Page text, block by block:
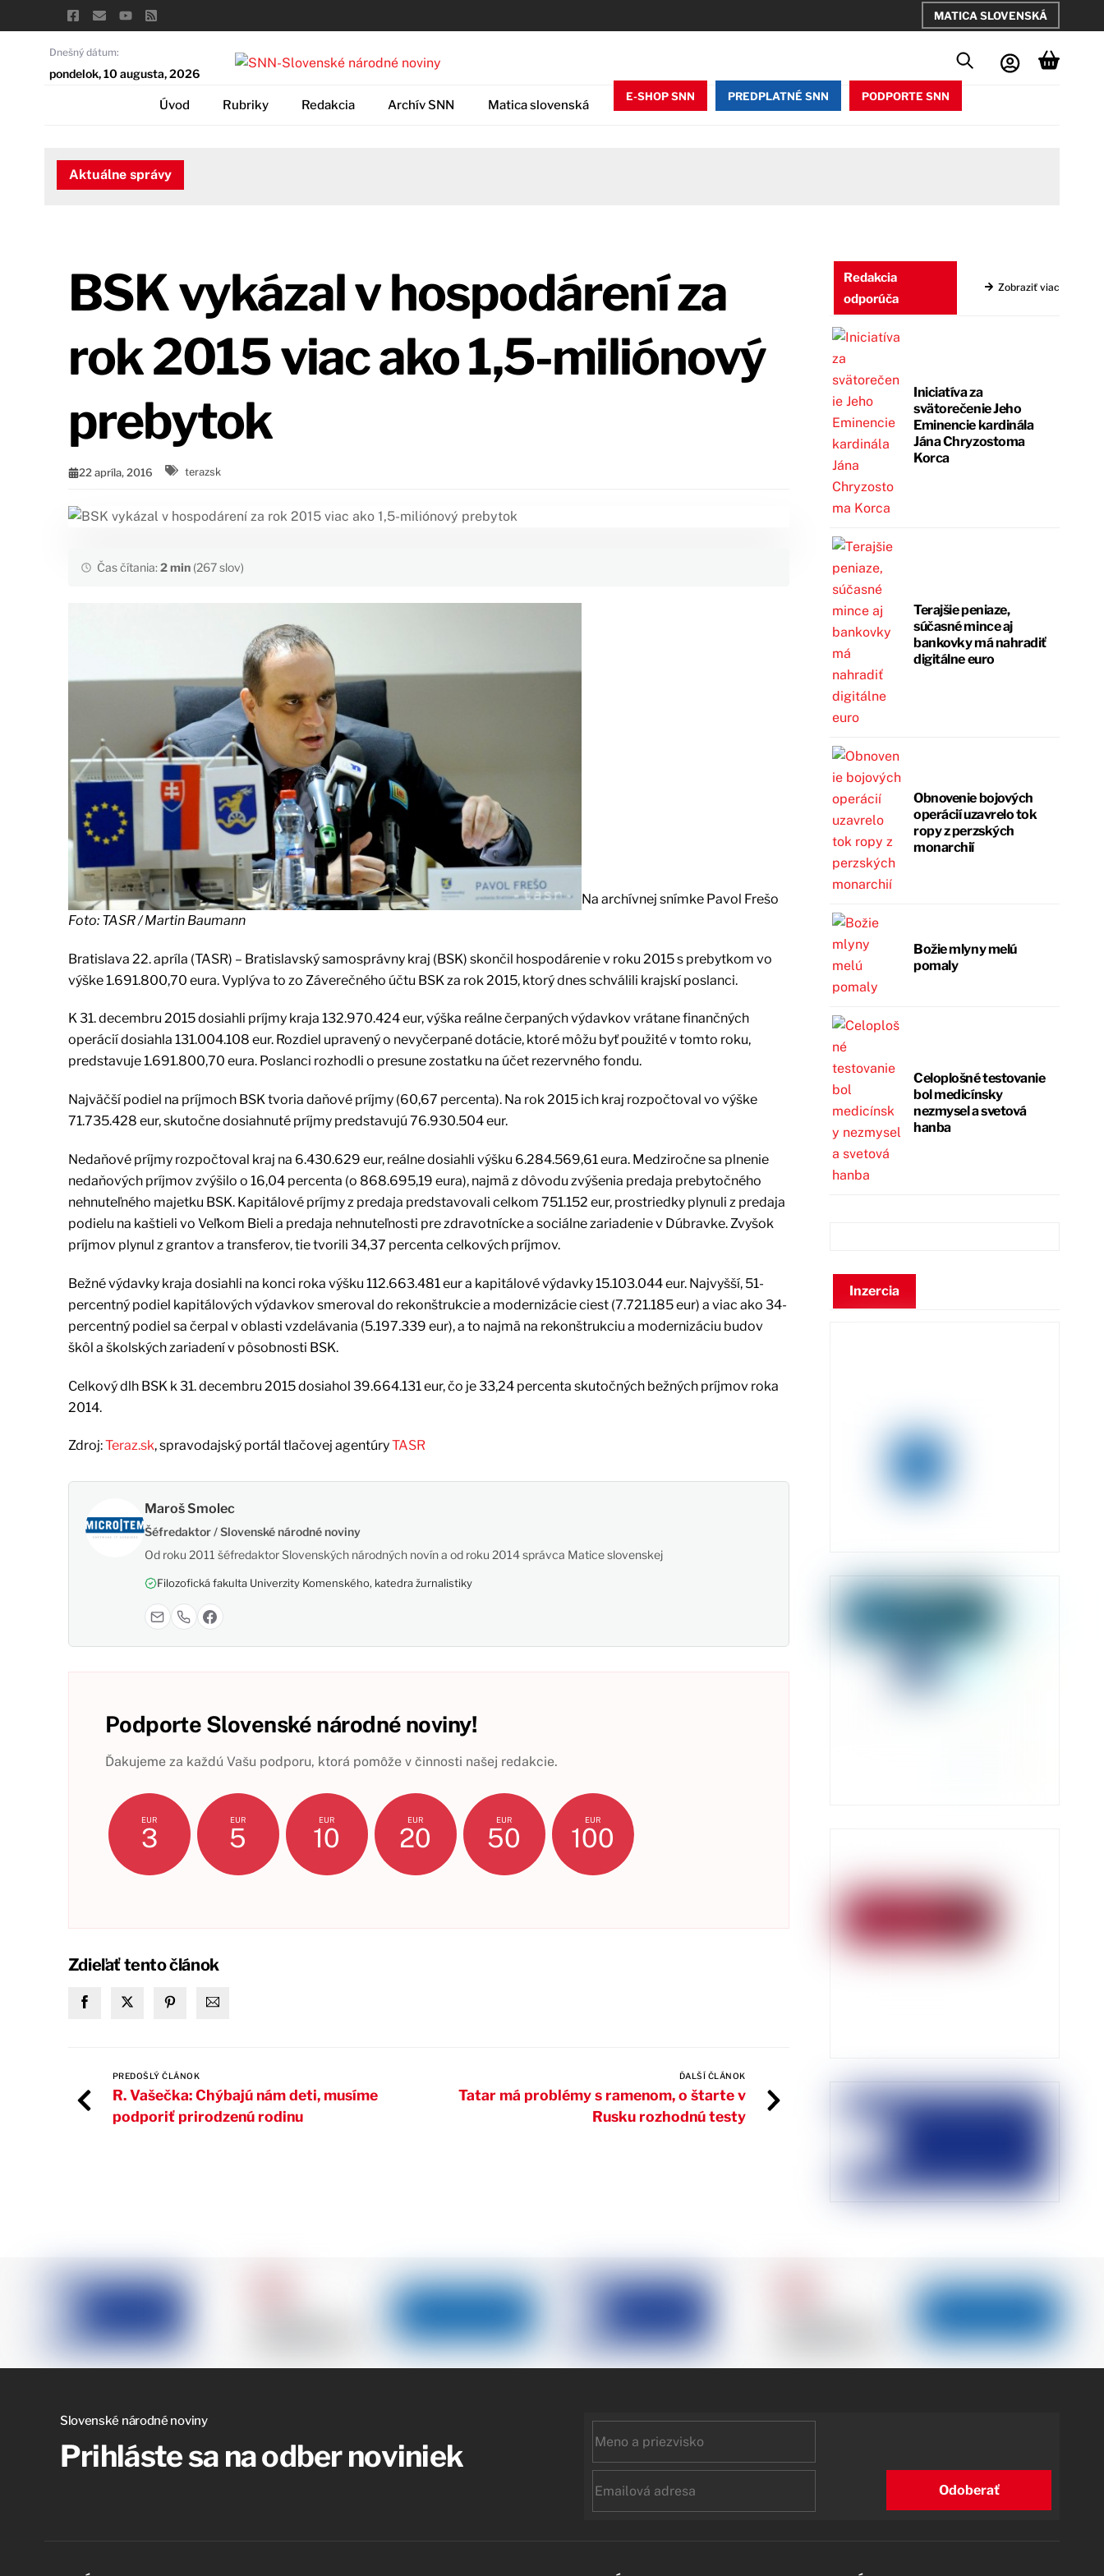
to
MATICA SLOVENSKÁ
Dnešný dátum:
pondelok, 10 augusta, 2026
Úvod Rubriky Redakcia Archív SNN Matica slovenská
E-SHOP SNN PREDPLATNÉ SNN PODPORTE SNN
Aktuálne správy
BSK vykázal v hospodárení za
rok 2015 viac ako 1,5-miliónový
prebytok
22 apríla, 2016 terazsk
Čas čítania:2 min(267 slov)
Na archívnej snímke Pavol Frešo
Foto: TASR / Martin Baumann
Bratislava 22. apríla (TASR) – Bratislavský samosprávny kraj (BSK) skončil hospodárenie v roku 2015 s prebytkom vo
výške 1.691.800,70 eura. Vyplýva to zo Záverečného účtu BSK za rok 2015, ktorý dnes schválili krajskí poslanci.
K 31. decembru 2015 dosiahli príjmy kraja 132.970.424 eur, výška reálne čerpaných výdavkov vrátane finančných
operácií dosiahla 131.004.108 eur. Rozdiel upravený o nevyčerpané dotácie, ktoré môžu byť použité v tomto roku,
predstavuje 1.691.800,70 eura. Poslanci rozhodli o presune zostatku na účet rezervného fondu.
Najväčší podiel na príjmoch BSK tvoria daňové príjmy (60,67 percenta). Na rok 2015 ich kraj rozpočtoval vo výške
71.735.428 eur, skutočne dosiahnuté príjmy predstavujú 76.930.504 eur.
Nedaňové príjmy rozpočtoval kraj na 6.430.629 eur, reálne dosiahli výšku 6.284.569,61 eura. Medziročne sa plnenie
nedaňových príjmov zvýšilo o 16,04 percenta (o 868.695,19 eura), najmä z dôvodu zvýšenia predaja prebytočného
nehnuteľného majetku BSK. Kapitálové príjmy z predaja predstavovali celkom 751.152 eur, prostriedky plynuli z predaja
podielu na kaštieli vo Veľkom Bieli a predaja nehnuteľnosti pre zdravotnícke a sociálne zariadenie v Dúbravke. Zvyšok
príjmov plynul z grantov a transferov, tie tvorili 34,37 percenta celkových príjmov.
Bežné výdavky kraja dosiahli na konci roka výšku 112.663.481 eur a kapitálové výdavky 15.103.044 eur. Najvyšší, 51-
percentný podiel kapitálových výdavkov smeroval do rekonštrukcie a modernizácie ciest (7.721.185 eur) a viac ako 34-
percentný podiel sa čerpal v oblasti vzdelávania (5.197.339 eur), a to najmä na rekonštrukciu a modernizáciu budov
škôl a školských zariadení v pôsobnosti BSK.
Celkový dlh BSK k 31. decembru 2015 dosiahol 39.664.131 eur, čo je 33,24 percenta skutočných bežných príjmov roka
2014.
Zdroj:Teraz.sk, spravodajský portál tlačovej agentúryTASR
Maroš Smolec
Šéfredaktor / Slovenské národné noviny
Od roku 2011 šéfredaktor Slovenských národných novín a od roku 2014 správca Matice slovenskej
Filozofická fakulta Univerzity Komenského, katedra žurnalistiky
Podporte Slovenské národné noviny!
Ďakujeme za každú Vašu podporu, ktorá pomôže v činnosti našej redakcie.
EUR
3
EUR
5
EUR
10
EUR
20
EUR
50
EUR
100
Zdieľať tento článok
PREDOŠLÝ ČLÁNOK
R. Vašečka: Chýbajú nám deti, musíme
podporiť prirodzenú rodinu
ĎALŠÍ ČLÁNOK
Tatar má problémy s ramenom, o štarte v
Rusku rozhodnú testy
Redakcia
odporúča
Zobraziť viac
Iniciatíva za
svätorečenie Jeho
Eminencie kardinála
Jána Chryzostoma
Korca
Terajšie peniaze,
súčasné mince aj
bankovky má nahradiť
digitálne euro
Obnovenie bojových
operácií uzavrelo tok
ropy z perzských
monarchií
Božie mlyny melú
pomaly
Celoplošné testovanie
bol medicínsky
nezmysel a svetová
hanba
Inzercia
Slovenské národné noviny
Prihláste sa na odber noviniek
name
Odoberať